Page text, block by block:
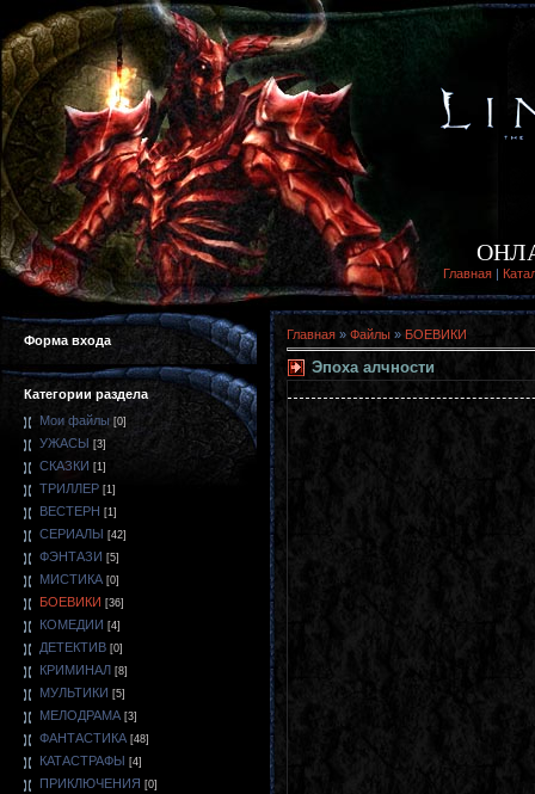
Главная |
Форма входа
Категории раздела
Мои файлы [0]
УЖАСЫ [3]
СКАЗКИ [1]
ТРИЛЛЕР [1]
ВЕСТЕРН [1]
СЕРИАЛЫ [42]
ФЭНТАЗИ [5]
МИСТИКА [0]
БОЕВИКИ [36]
КОМЕДИИ [4]
ДЕТЕКТИВ [0]
КРИМИНАЛ [8]
МУЛЬТИКИ [5]
МЕЛОДРАМА [3]
ФАНТАСТИКА [48]
КАТАСТРАФЫ [4]
ПРИКЛЮЧЕНИЯ [0]
Главная » Файлы » БОЕВИКИ
Эпоха алчности